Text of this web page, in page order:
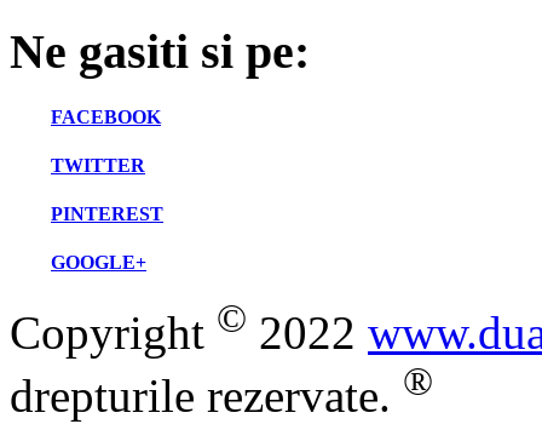
Ne gasiti si pe:
FACEBOOK
TWITTER
PINTEREST
GOOGLE+
Copyright © 2022
drepturile rezervate. ®